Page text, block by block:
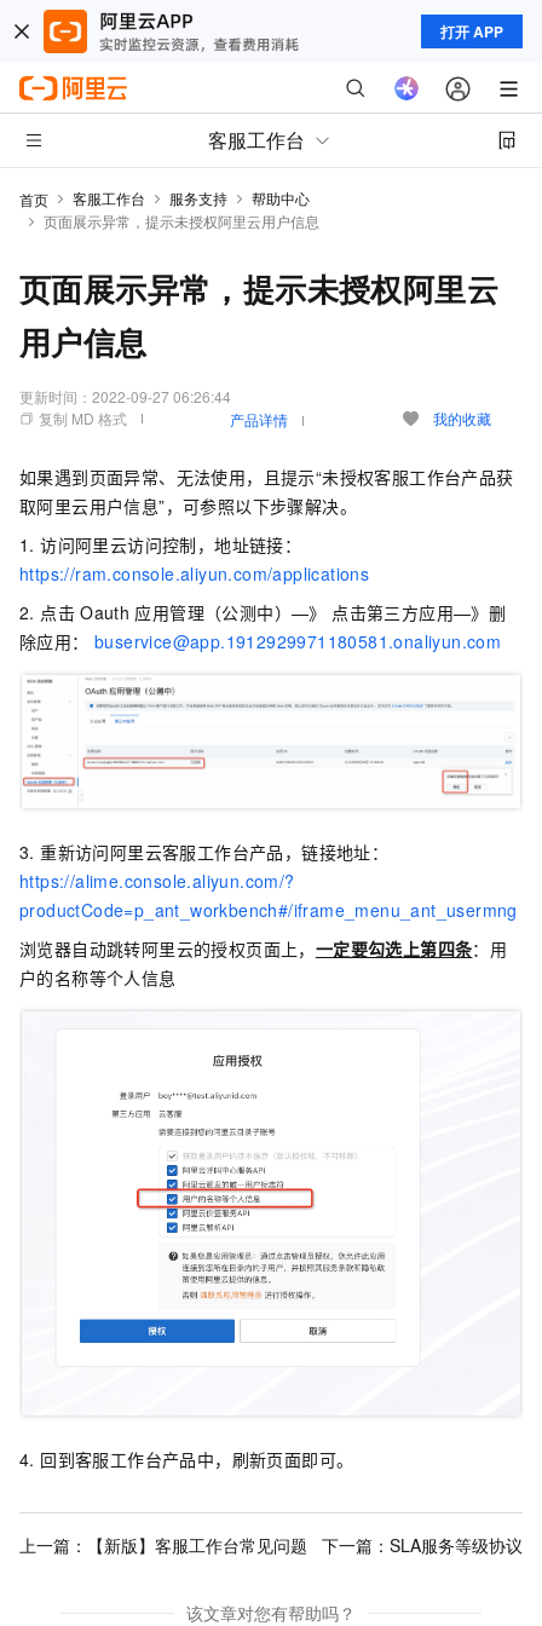
打开 APP
客服工作台
首页 客服工作台 服务支持
帮助中心
页面展示异常，提示未授权阿里云用户信息
页面展示异常，提示未授权阿里云
用户信息
更新时间： 2022-09-27 06:26:44
复制 MD 格式
产品详情 我的收藏
如果遇到页面异常、无法使用，且提示“未授权客服工作台产品获
取阿里云用户信息”，可参照以下步骤解决。
1. 访问阿里云访问控制，地址链接：
https://ram.console.aliyun.com/applications
2. 点击 Oauth 应用管理（公测中）—》 点击第三方应用—》删
除应用： buservice@app.1912929971180581.onaliyun.com
3. 重新访问阿里云客服工作台产品，链接地址：
https://alime.console.aliyun.com/?
productCode=p_ant_workbench#/iframe_menu_ant_usermng
浏览器自动跳转阿里云的授权页面上， 一定要勾选上第四条：用
户的名称等个人信息
4. 回到客服工作台产品中，刷新页面即可。
上一篇： 【新版】客服工作台常见问题 下一篇： SLA服务等级协议
该文章对您有帮助吗？